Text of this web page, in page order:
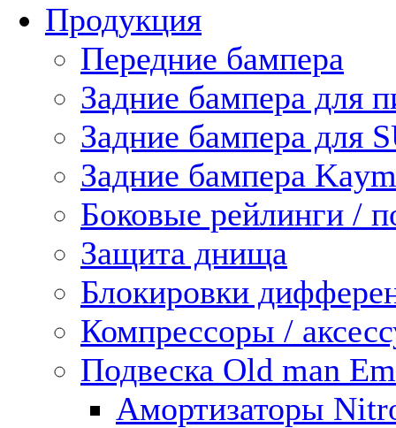
Продукция
Передние бампера
Задние бампера для
Задние бампера для
Задние бампера
Боковые рейлинги /
Защита днища
Блокировки
Компрессоры /
Подвеска Old man
Амортизаторы